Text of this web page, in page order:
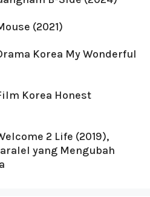
(2021)
Korea My Wonderful
Korea Honest
2 Life (2019),
yang Mengubah